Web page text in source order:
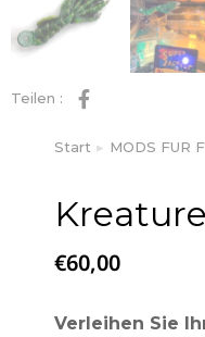
Teilen :
Sie befinden sich
Start MODS FUR
€60,00
Verleihen Sie